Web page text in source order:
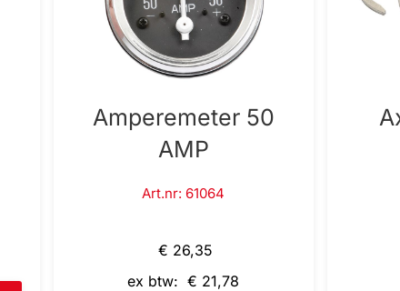
Amperemeter 50
AMP
Art.nr: 61064
€ 26,35
ex btw: € 21,78